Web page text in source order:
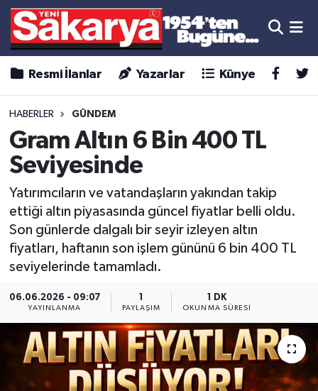
Resmi İlanlar Yazarlar Künye
HABERLER GÜNDEM
Gram Altın 6 Bin 400 TL
Seviyesinde
Yatırımcıların ve vatandaşların yakından takip
ettiği altın piyasasında güncel fiyatlar belli oldu.
Son günlerde dalgalı bir seyir izleyen altın
fiyatları, haftanın son işlem gününü 6 bin 400 TL
seviyelerinde tamamladı.
06.06.2026 - 09:07
YAYINLANMA PAYLAŞIM
1 DK
OKUNMA SÜRESI